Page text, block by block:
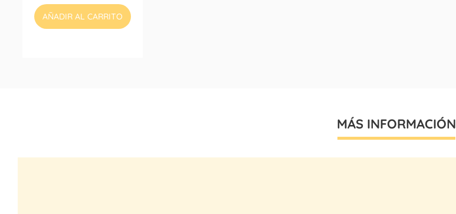
AÑADIR AL CARRITO
MÁS INFORMACIÓN